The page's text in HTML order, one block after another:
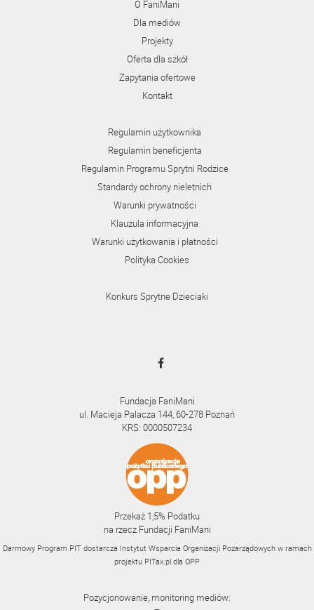
O FaniMani
Dla mediów
Projekty
Oferta dla szkół
Zapytania ofertowe
Kontakt
Regulamin użytkownika
Regulamin beneficjenta
Regulamin Programu Sprytni Rodzice
Standardy ochrony nieletnich
Warunki prywatności
Klauzula informacyjna
Warunki użytkowania i płatności
Polityka Cookies
Konkurs Sprytne Dzieciaki
Fundacja FaniMani
ul. Macieja Palacza 144, 60-278 Poznań
KRS: 0000507234
Przekaż 1,5% Podatku
na rzecz Fundacji FaniMani
Darmowy Program PIT dostarcza Instytut Wsparcia Organizacji Pozarządowych w ramach
projektu PITax.pl dla OPP
Pozycjonowanie, monitoring mediów: